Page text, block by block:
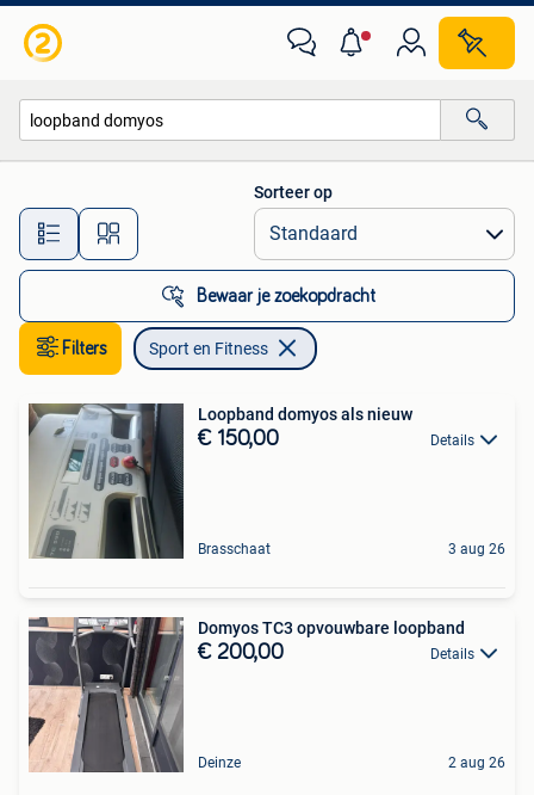
Alle afstanden…
Sorteer op
Bewaar je zoekopdracht
Filters Sport en Fitness
Loopband domyos als nieuw
€ 150,00 Details
Brasschaat 3 aug 26
Domyos TC3 opvouwbare loopband
€ 200,00 Details
Deinze 2 aug 26